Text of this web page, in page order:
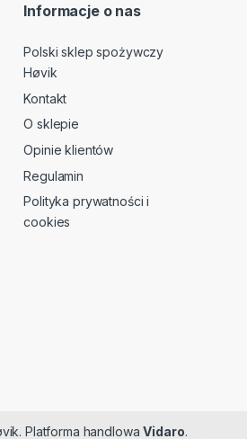
Informacje o nas
Polski sklep spożywczy
Høvik
Kontakt
O sklepie
Opinie klientów
Regulamin
Polityka prywatności i
cookies
Platforma handlowaVidaro.